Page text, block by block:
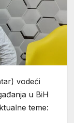
vodeći
u BiH
teme: